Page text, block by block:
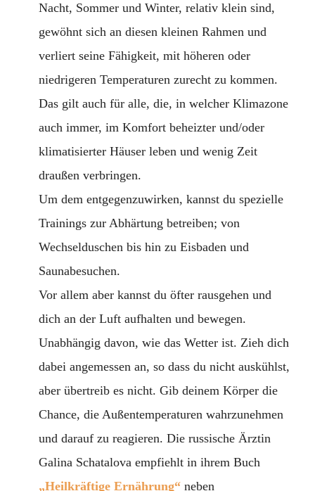
Nacht, Sommer und Winter, relativ klein sind,
gewöhnt sich an diesen kleinen Rahmen und
verliert seine Fähigkeit, mit höheren oder
niedrigeren Temperaturen zurecht zu kommen.
Das gilt auch für alle, die, in welcher Klimazone
auch immer, im Komfort beheizter und/oder
klimatisierter Häuser leben und wenig Zeit
draußen verbringen.
Um dem entgegenzuwirken, kannst du spezielle
Trainings zur Abhärtung betreiben; von
Wechselduschen bis hin zu Eisbaden und
Saunabesuchen.
Vor allem aber kannst du öfter rausgehen und
dich an der Luft aufhalten und bewegen.
Unabhängig davon, wie das Wetter ist. Zieh dich
dabei angemessen an, so dass du nicht auskühlst,
aber übertreib es nicht. Gib deinem Körper die
Chance, die Außentemperaturen wahrzunehmen
und darauf zu reagieren. Die russische Ärztin
Galina Schatalova empfiehlt in ihrem Buch
„Heilkräftige Ernährung“neben